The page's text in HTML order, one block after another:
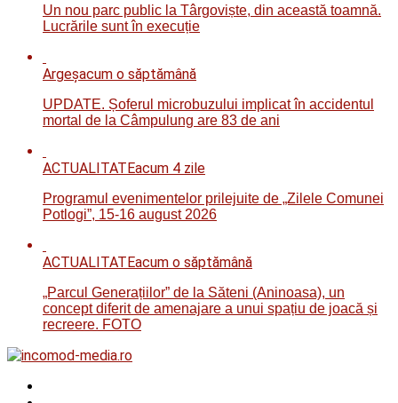
Un nou parc public la Târgoviște, din această toamnă.
Lucrările sunt în execuție
Argeșacum o săptămână
UPDATE. Șoferul microbuzului implicat în accidentul
mortal de la Câmpulung are 83 de ani
ACTUALITATEacum 4 zile
Programul evenimentelor prilejuite de „Zilele Comunei
Potlogi”, 15-16 august 2026
ACTUALITATEacum o săptămână
„Parcul Generațiilor” de la Săteni (Aninoasa), un
concept diferit de amenajare a unui spațiu de joacă și
recreere. FOTO